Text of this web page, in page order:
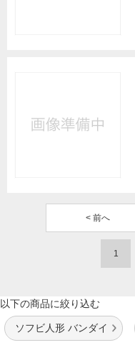
< 前へ
1
以下の商品に絞り込む
ソフビ人形 バンダイ